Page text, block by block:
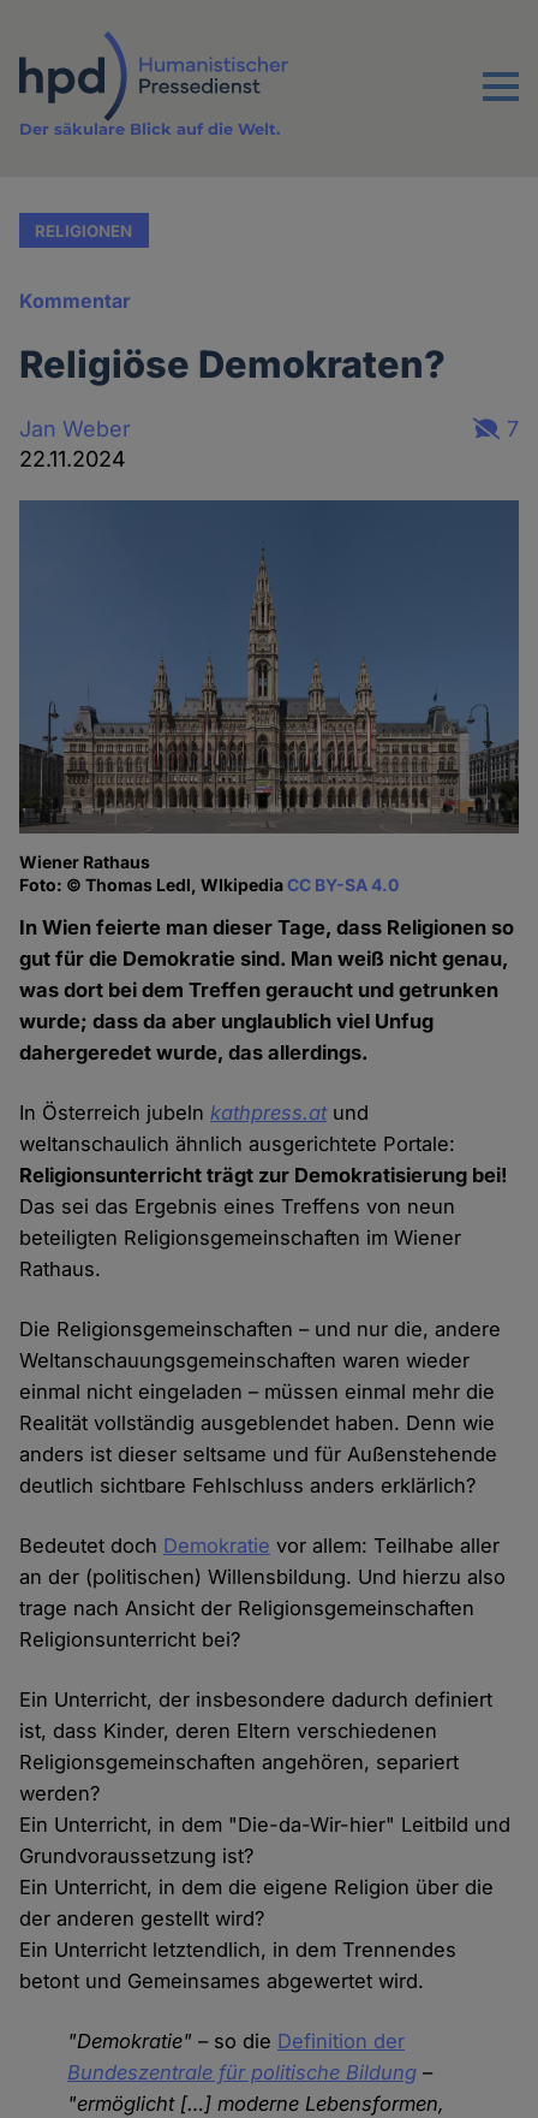
Inhalt
Menu
Der säkulare Blick auf die Welt.
RELIGIONEN
Kommentar
Religiöse Demokraten?
Jan Weber
22.11.2024
7
Wiener Rathaus
Foto: © Thomas Ledl, WIkipediaCC BY-SA 4.0
In Wien feierte man dieser Tage, dass Religionen so
gut für die Demokratie sind. Man weiß nicht genau,
was dort bei dem Treffen geraucht und getrunken
wurde; dass da aber unglaublich viel Unfug
dahergeredet wurde, das allerdings.
In Österreich jubelnkathpress.atund
weltanschaulich ähnlich ausgerichtete Portale:
Religionsunterricht trägt zur Demokratisierung bei!
Das sei das Ergebnis eines Treffens von neun
beteiligten Religionsgemeinschaften im Wiener
Rathaus.
Die Religionsgemeinschaften – und nur die, andere
Weltanschauungsgemeinschaften waren wieder
einmal nicht eingeladen – müssen einmal mehr die
Realität vollständig ausgeblendet haben. Denn wie
anders ist dieser seltsame und für Außenstehende
deutlich sichtbare Fehlschluss anders erklärlich?
Bedeutet doch Demokratie vor allem: Teilhabe aller
an der (politischen) Willensbildung. Und hierzu also
trage nach Ansicht der Religionsgemeinschaften
Religionsunterricht bei?
Ein Unterricht, der insbesondere dadurch definiert
ist, dass Kinder, deren Eltern verschiedenen
Religionsgemeinschaften angehören, separiert
werden?
Ein Unterricht, in dem "Die-da-Wir-hier" Leitbild und
Grundvoraussetzung ist?
Ein Unterricht, in dem die eigene Religion über die
der anderen gestellt wird?
Ein Unterricht letztendlich, in dem Trennendes
betont und Gemeinsames abgewertet wird.
"Demokratie" – so die Definition der
Bundeszentrale für politische Bildung –
"ermöglicht […] moderne Lebensformen,